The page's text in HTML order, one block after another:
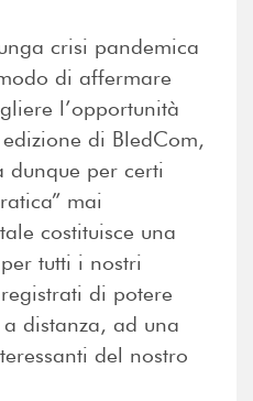
crisi pandemica
di affermare
l’opportunità
di BledCom,
dunque per certi
mai
costituisce una
tutti i nostri
di potere
distanza, ad una
del nostro